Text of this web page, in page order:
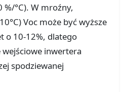
°C). W mroźny,
Voc może być wyższe
o 10-12%, dlatego
inwertera
spodziewanej